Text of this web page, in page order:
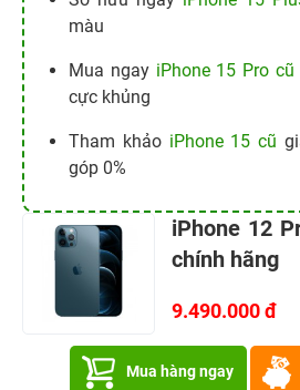
màu
Mua ngay iPhone 15 Pro cũ
cực khủng
Tham khảo iPhone 15 cũ
góp 0%
iPhone 12
chính hãng
9.490.000 đ
Mua hàng ngay